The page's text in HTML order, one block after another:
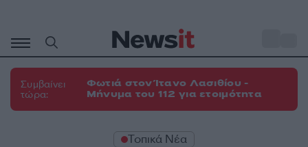
περιεχόμενο
Συμβαίνει
τώρα:
Φωτιά στον Ίτανο Λασιθίου -
Μήνυμα του 112 για ετοιμότητα
Τοπικά Νέα